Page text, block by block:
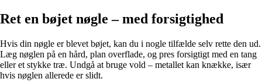
Ret en bøjet nøgle – med forsigtighed
Hvis din nøgle er blevet bøjet, kan du i nogle tilfælde selv rette den ud.
Læg nøglen på en hård, plan overflade, og pres forsigtigt med en tang
eller et stykke træ. Undgå at bruge vold – metallet kan knække, især
hvis nøglen allerede er slidt.